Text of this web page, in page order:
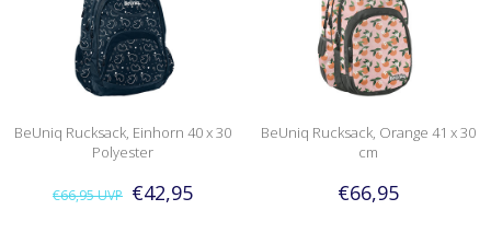
BeUniq Rucksack, Einhorn 40 x 30
Polyester
€66,95UVP €42,95
BeUniq Rucksack, Orange 41 x 30
cm
€66,95